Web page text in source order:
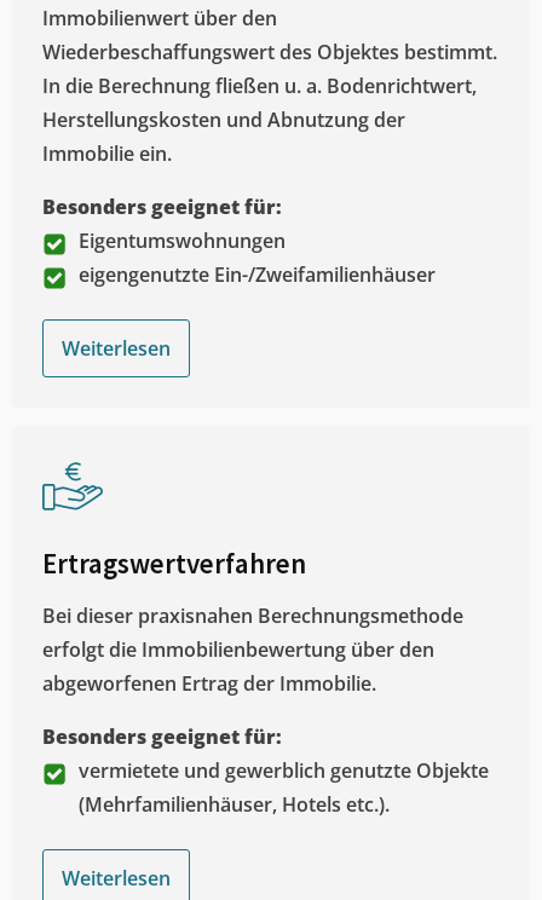
Immobilienwert über den
Wiederbeschaffungswert des Objektes bestimmt.
In die Berechnung fließen u. a. Bodenrichtwert,
Herstellungskosten und Abnutzung der
Immobilie ein.
Besonders geeignet für:
Eigentumswohnungen
eigengenutzte Ein-/Zweifamilienhäuser
Weiterlesen
Ertragswertverfahren
Bei dieser praxisnahen Berechnungsmethode
erfolgt die Immobilienbewertung über den
abgeworfenen Ertrag der Immobilie.
Besonders geeignet für:
vermietete und gewerblich genutzte Objekte
(Mehrfamilienhäuser, Hotels etc.).
Weiterlesen